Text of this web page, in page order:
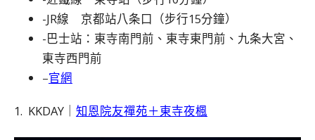
-JR線 京都站八条口（步行15分鐘）
-巴士站：東寺南門前、東寺東門前、九条大宮、
東寺西門前
–官網
1. KKDAY｜ 知恩院友禪苑＋東寺夜楓